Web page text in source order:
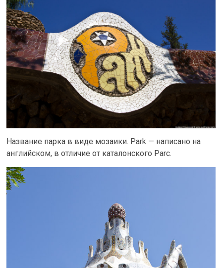
Название парка в виде мозаики. Park — написано на
английском, в отличие от каталонского Parc.